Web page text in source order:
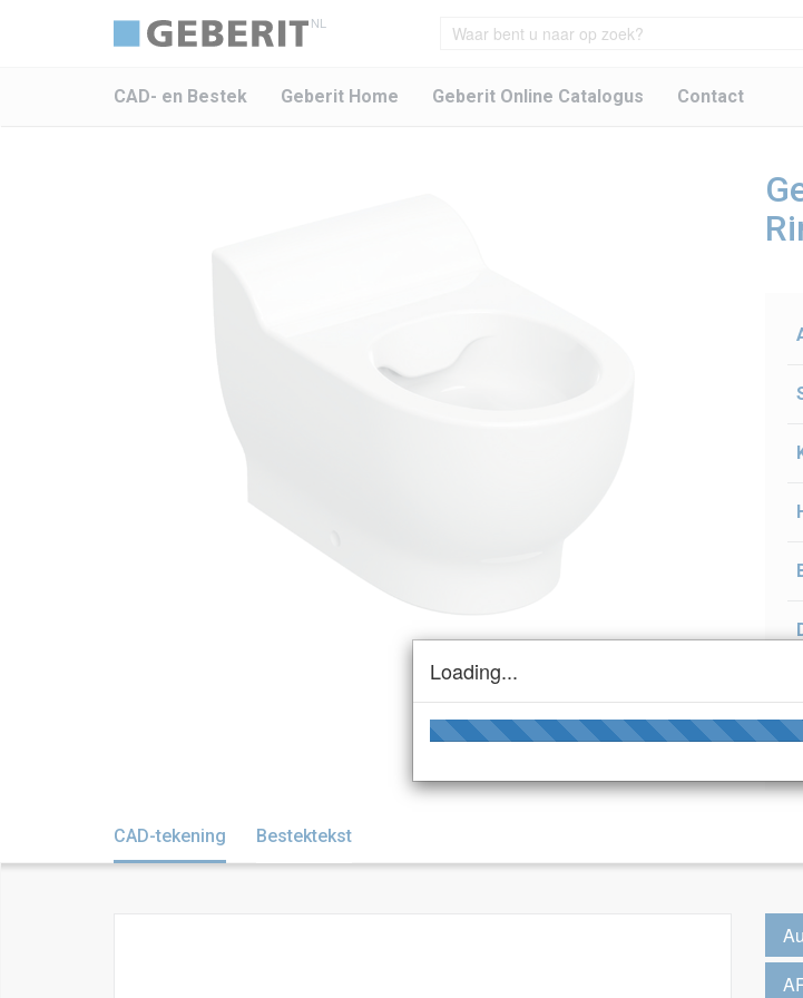
NL
CAD- en Bestek Geberit Home Geberit Online Catalogus Contact
CAD-tekening Bestektekst
Loading...